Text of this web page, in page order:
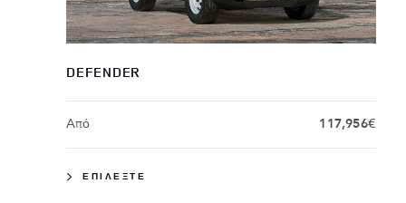
DEFENDER
Aπό 117,956€
ΕΠΙΛΕΞΤΕ